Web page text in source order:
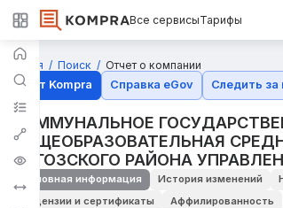
Все сервисыТарифы
Главная Поиск
Отчет о компании
Отчёт Kompra
Справка eGov Следить
КОММУНАЛЬНОЕ
ОБЩЕОБРАЗОВАТЕЛЬНАЯ
АЯГОЗСКОГО РАЙОНА
Основная информация История изменений
Лицензии и сертификаты
Аффилированность